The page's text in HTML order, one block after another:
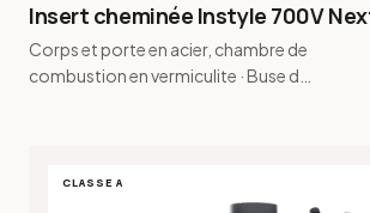
Insert cheminée Instyle 700V
Corps et porte en acier, chambre de
combustion en vermiculite · Buse de
CLASSE A